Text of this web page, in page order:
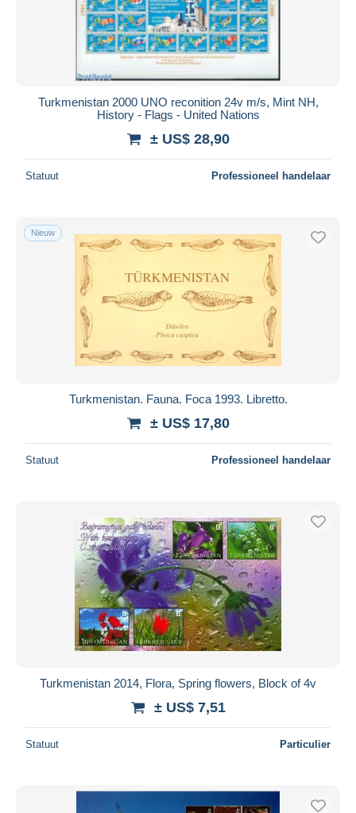
Turkmenistan 2000 UNO reconition 24v m/s, Mint NH,
History - Flags - United Nations
± US$ 28,90
Statuut Professioneel handelaar
Nieuw
Turkmenistan. Fauna. Foca 1993. Libretto.
± US$ 17,80
Statuut Professioneel handelaar
Turkmenistan 2014, Flora, Spring flowers, Block of 4v
± US$ 7,51
Statuut Particulier